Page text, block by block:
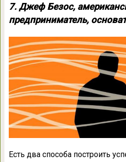
7. Джеф Безос,
предприниматель,
Есть два способа построить